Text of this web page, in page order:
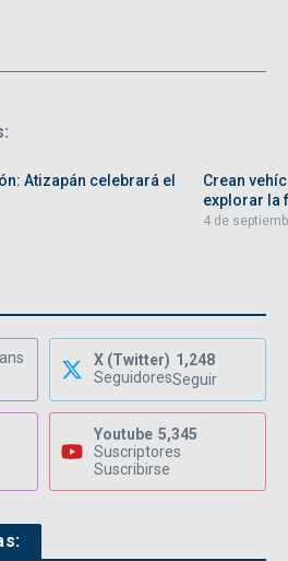
Atizapán celebrará el
Crean
explorar la
4 de
X (Twitter) 1,248
SeguidoresSeguir
Youtube 5,345
Suscriptores
Suscribirse